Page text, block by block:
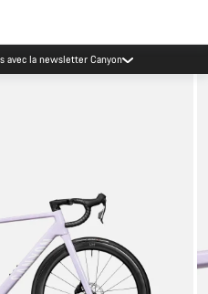
avec la newsletter Canyon